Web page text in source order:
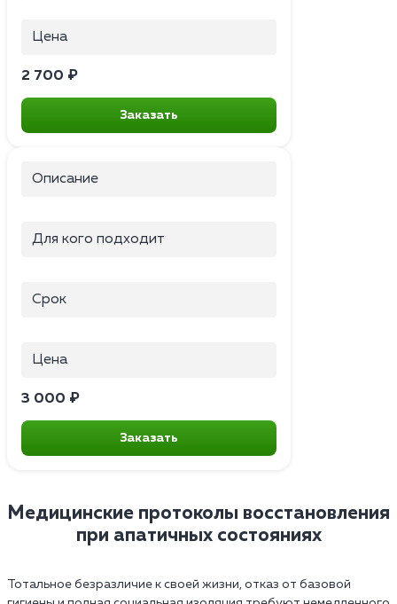
Цена
2 700 ₽
Заказать
Описание
Для кого подходит
Срок
Цена
3 000 ₽
Заказать
Медицинские протоколы восстановления
при апатичных состояниях
Тотальное безразличие к своей жизни, отказ от базовой